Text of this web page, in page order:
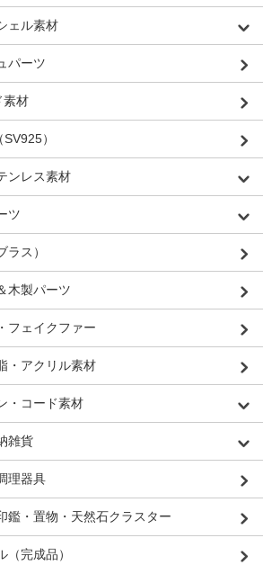
ェル素材
パーツ
素材
）
ンレス素材
ツ
ス）
木製パーツ
フェイクファー
・アクリル素材
・コード素材
雑貨
理器具
鑑・置物・天然石クラスター
完成品）